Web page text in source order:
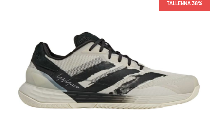
TALLENNA 38%
TALLENNA 38%
TALLENNA 38%
TALLENNA 38%
TALLENNA 38%
TALLENNA 38%